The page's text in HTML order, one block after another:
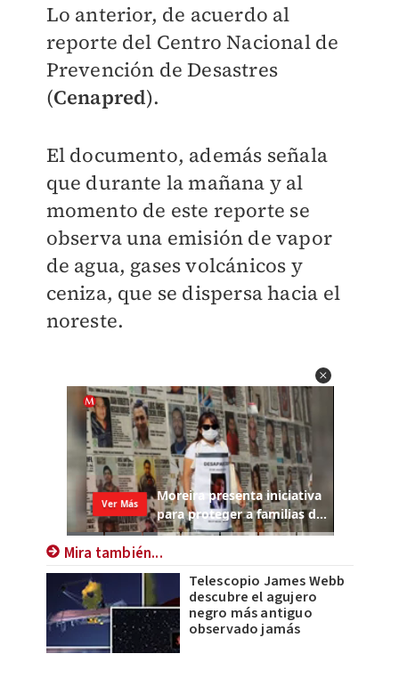
Lo anterior, de acuerdo al
reporte del Centro Nacional de
Prevención de Desastres
(Cenapred).
El documento, además señala
que durante la mañana y al
momento de este reporte se
observa una emisión de vapor
de agua, gases volcánicos y
ceniza, que se dispersa hacia el
noreste.
Mira también...
Telescopio James Webb
descubre el agujero
negro más antiguo
observado jamás